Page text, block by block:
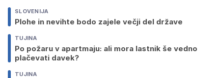
SLOVENIJA
Plohe in nevihte bodo zajele večji del države
TUJINA
Po požaru v apartmaju: ali mora lastnik še vedno
plačevati davek?
TUJINA